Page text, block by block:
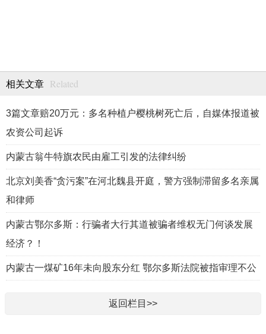
相关文章 Related
3篇文章赔20万元：多名种植户樱桃树死亡后，自媒体报道被
农资公司起诉
内蒙古翁牛特旗农民由雇工引发的法律纠纷
北京刘美香“贪污案”在河北魏县开庭，警方强制滞留多名亲属
和律师
内蒙古鄂尔多斯：行骗者大行其道被骗者维权无门何谈发展
经济？！
内蒙古一煤矿16年未向股东分红 鄂尔多斯法院被指审理不公
返回栏目>>